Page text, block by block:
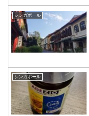
シンガポール
シンガポール